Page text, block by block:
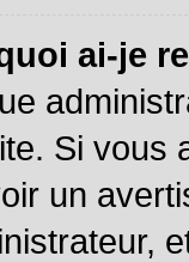
ai-je
Si vous
un